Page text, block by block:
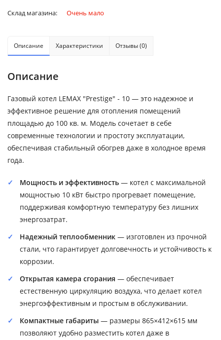
Склад магазина: Очень мало
Описание Характеристики Отзывы (0)
Описание
Газовый котел LEMAX "Prestige" - 10 — это надежное и
эффективное решение для отопления помещений
площадью до 100 кв. м. Модель сочетает в себе
современные технологии и простоту эксплуатации,
обеспечивая стабильный обогрев даже в холодное время
года.
Мощность и эффективность — котел с максимальной
мощностью 10 кВт быстро прогревает помещение,
поддерживая комфортную температуру без лишних
энергозатрат.
Надежный теплообменник — изготовлен из прочной
стали, что гарантирует долговечность и устойчивость к
коррозии.
Открытая камера сгорания — обеспечивает
естественную циркуляцию воздуха, что делает котел
энергоэффективным и простым в обслуживании.
Компактные габариты — размеры 865×412×615 мм
позволяют удобно разместить котел даже в